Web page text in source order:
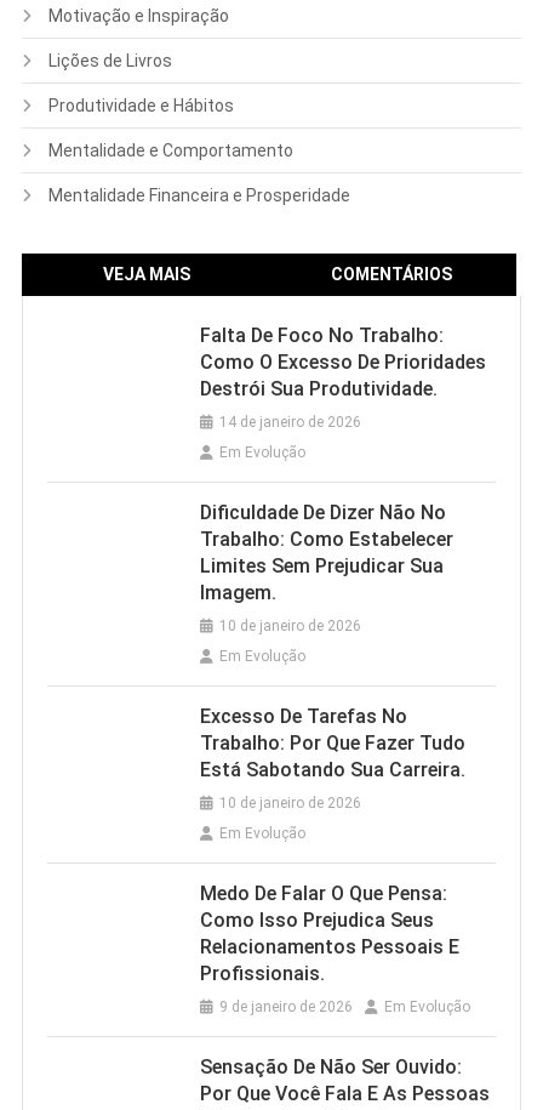
Motivação e Inspiração
Lições de Livros
Produtividade e Hábitos
Mentalidade e Comportamento
Mentalidade Financeira e Prosperidade
VEJA MAIS COMENTÁRIOS
Falta De Foco No Trabalho:
Como O Excesso De Prioridades
Destrói Sua Produtividade.
14 de janeiro de 2026
Em Evolução
Dificuldade De Dizer Não No
Trabalho: Como Estabelecer
Limites Sem Prejudicar Sua
Imagem.
10 de janeiro de 2026
Em Evolução
Excesso De Tarefas No
Trabalho: Por Que Fazer Tudo
Está Sabotando Sua Carreira.
10 de janeiro de 2026
Em Evolução
Medo De Falar O Que Pensa:
Como Isso Prejudica Seus
Relacionamentos Pessoais E
Profissionais.
9 de janeiro de 2026 Em Evolução
Sensação De Não Ser Ouvido:
Por Que Você Fala E As Pessoas